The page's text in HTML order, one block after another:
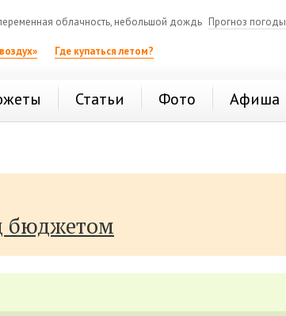
облачность, небольшой дождь Прогноз погоды
Где купаться летом?
Статьи Фото Афиша
бюджетом